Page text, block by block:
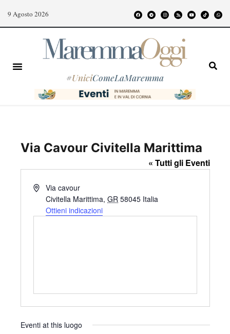
9 Agosto 2026
#UniciComeLaMaremma
Via Cavour Civitella Marittima
« Tutti gli Eventi
I
Via cavour
Civitella Marittima, GR 58045 Italia
Ottieni indicazioni
Eventi at this luogo